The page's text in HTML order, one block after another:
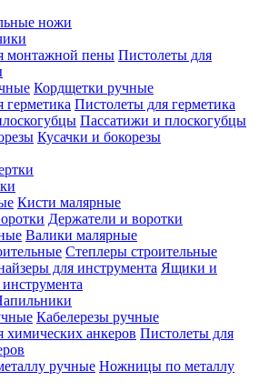
ножи
Пистолеты для
Кордщетки ручные
Пистолеты для герметика
Пассатижи и плоскогубцы
Кусачки и бокорезы
Кисти малярные
Держатели и воротки
Валики малярные
Степлеры строительные
Ящики и
Кабелерезы ручные
Пистолеты для
Ножницы по металлу